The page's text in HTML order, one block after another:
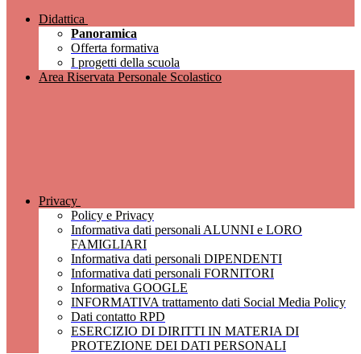
Didattica
Panoramica
Offerta formativa
I progetti della scuola
Area Riservata Personale Scolastico
Privacy
Policy e Privacy
Informativa dati personali ALUNNI e LORO
FAMIGLIARI
Informativa dati personali DIPENDENTI
Informativa dati personali FORNITORI
Informativa GOOGLE
INFORMATIVA trattamento dati Social Media Policy
Dati contatto RPD
ESERCIZIO DI DIRITTI IN MATERIA DI
PROTEZIONE DEI DATI PERSONALI